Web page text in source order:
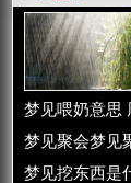
梦见喂奶意思
梦见聚会梦见
梦见挖东西是